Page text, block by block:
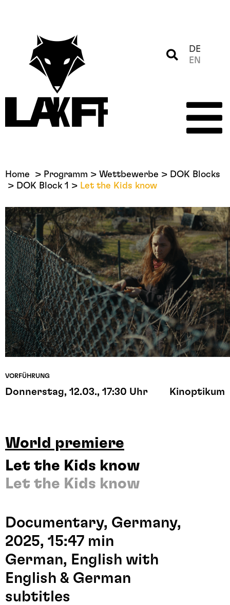
DE
EN
Home Programm Wettbewerbe
DOK Blocks
DOK Block 1
Let the Kids know
VORFÜHRUNG
Donnerstag, 12.03., 17:30 Uhr Kinoptikum
World premiere
Let the Kids know
Let the Kids know
Documentary, Germany,
2025, 15:47 min
German, English with
English & German
subtitles